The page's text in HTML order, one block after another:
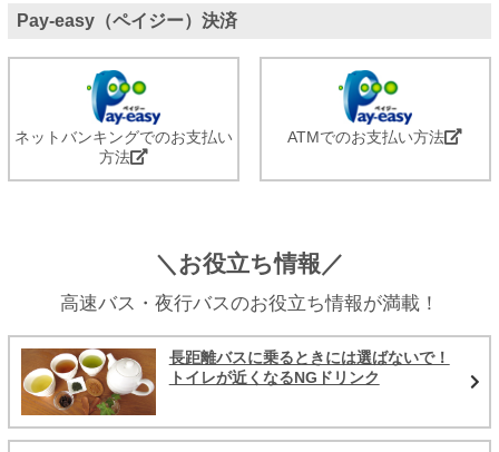
Pay-easy（ペイジー）決済
ネットバンキングでのお支払い
方法
ATMでのお支払い方法
＼お役立ち情報／
高速バス・夜行バスのお役立ち情報が満載！
長距離バスに乗るときには選ばないで！
トイレが近くなるNGドリンク